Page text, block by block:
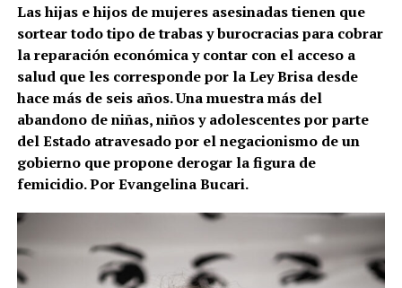
Las hijas e hijos de mujeres asesinadas tienen que
sortear todo tipo de trabas y burocracias para cobrar
la reparación económica y contar con el acceso a
salud que les corresponde por la Ley Brisa desde
hace más de seis años. Una muestra más del
abandono de niñas, niños y adolescentes por parte
del Estado atravesado por el negacionismo de un
gobierno que propone derogar la figura de
femicidio. Por Evangelina Bucari.